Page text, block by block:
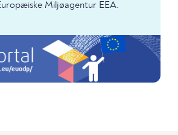
Miljøagentur EEA.